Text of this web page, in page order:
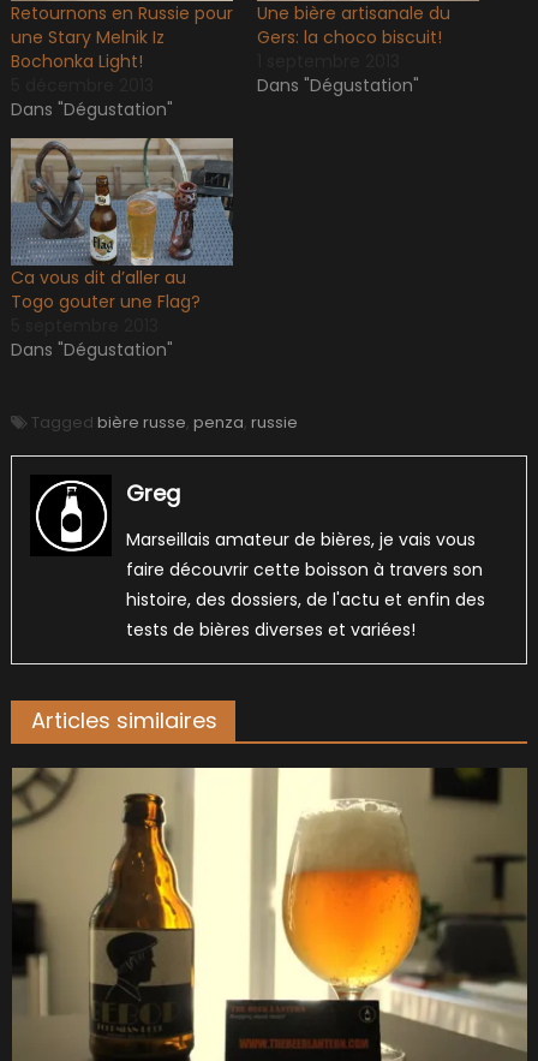
Retournons en Russie pour
une Stary Melnik Iz
Bochonka Light!
Dans "Dégustation"
Une bière artisanale du
Gers: la choco biscuit!
Dans "Dégustation"
Ca vous dit d’aller au
Togo gouter une Flag?
Dans "Dégustation"
Tagged bière russe, penza, russie
Greg
Marseillais amateur de bières, je vais vous
faire découvrir cette boisson à travers son
histoire, des dossiers, de l'actu et enfin des
tests de bières diverses et variées!
Articles similaires